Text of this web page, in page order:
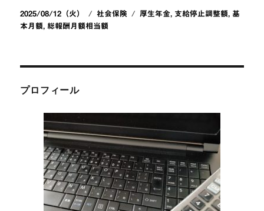
投
稿
2025/08/12（火）
カ
テ
社会保険
タ
厚生年金, 支給停止調整額,基
本月額, 総報酬月額相当額
プロフィール